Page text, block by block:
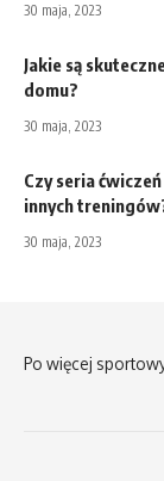
30 maja, 2023
Jakie są
domu?
30 maja, 2023
Czy seria
innych
30 maja, 2023
Po więcej